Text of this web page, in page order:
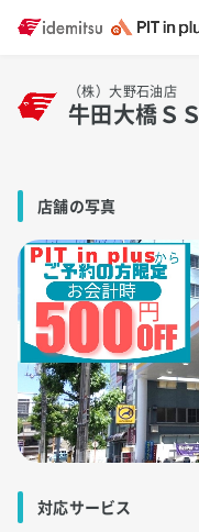
（株）大野石油店
牛田大橋ＳＳ
店舗の写真
対応サービス